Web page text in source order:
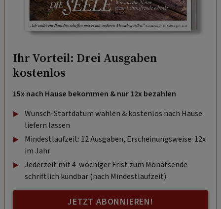
Ihr Vorteil: Drei Ausgaben
kostenlos
15x nach Hause bekommen & nur 12x bezahlen
Wunsch-Startdatum wählen & kostenlos nach Hause
liefern lassen
Mindestlaufzeit: 12 Ausgaben, Erscheinungsweise: 12x
im Jahr
Jederzeit mit 4-wöchiger Frist zum Monatsende
schriftlich kündbar (nach Mindestlaufzeit).
JETZT ABONNIEREN!